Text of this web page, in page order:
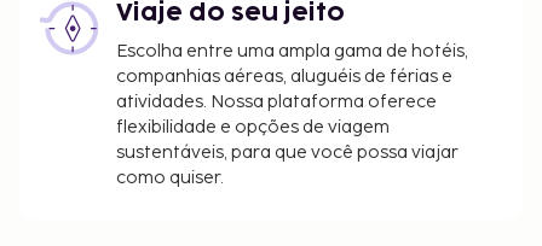
Viaje do seu jeito
Escolha entre uma ampla gama de hotéis,
companhias aéreas, aluguéis de férias e
atividades. Nossa plataforma oferece
flexibilidade e opções de viagem
sustentáveis, para que você possa viajar
como quiser.